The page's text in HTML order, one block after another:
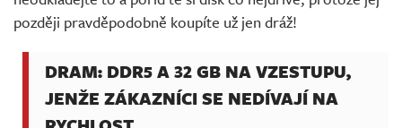
později pravděpodobně koupíte už jen dráž!
DRAM: DDR5 A 32 GB NA VZESTUPU,
JENŽE ZÁKAZNÍCI SE NEDÍVAJÍ NA